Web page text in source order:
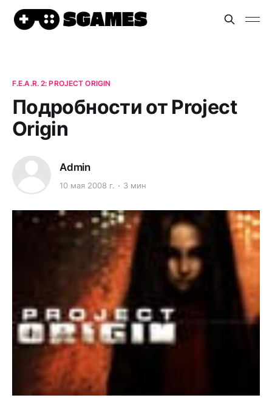
F.E.A.R. 2: PROJECT ORIGIN
Подробности от Project
Origin
Admin
10 мая 2008 г. 3 мин